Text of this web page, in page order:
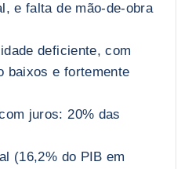
e falta de mão-de-obra
deficiente, com
baixos e fortemente
juros: 20% das
(16,2% do PIB em